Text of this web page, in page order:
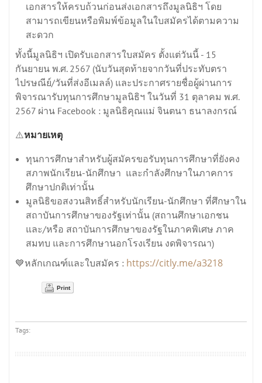
เอกสารให้ครบถ้วนก่อนส่งเอกสารถึงมูลนิธิฯ โดย
สามารถเขียนหรือพิมพ์ข้อมูลในใบสมัครได้ตามความ
สะดวก
ทั้งนี้มูลนิธิฯ เปิดรับเอกสารใบสมัคร ตั้งแต่วันนี้ - 15
กันยายน พ.ศ. 2567 (นับวันสุดท้ายจากวันที่ประทับตรา
ไปรษณีย์/วันที่ส่งอีเมลล์) และประกาศรายชื่อผู้ผ่านการ
พิจารณารับทุนการศึกษามูลนิธิฯ ในวันที่ 31 ตุลาคม พ.ศ.
2567 ผ่าน Facebook : มูลนิธิคุณแม่ จินตนา ธนาลงกรณ์
⚠️หมายเหตุ
ทุนการศึกษาสำหรับผู้สมัครขอรับทุนการศึกษาที่ยังคง
สภาพนักเรียน-นักศึกษา และกำลังศึกษาในภาคการ
ศึกษาปกติเท่านั้น
มูลนิธิขอสงวนสิทธิ์สำหรับนักเรียน-นักศึกษา ที่ศึกษาใน
สถาบันการศึกษาของรัฐเท่านั้น (สถานศึกษาเอกชน
และ/หรือ สถาบันการศึกษาของรัฐในภาคพิเศษ ภาค
สมทบ และการศึกษานอกโรงเรียน งดพิจารณา)
💙หลักเกณฑ์และใบสมัคร : https://citly.me/a3218
Print
Tags: